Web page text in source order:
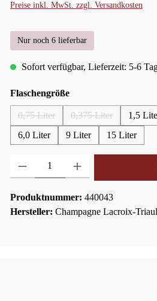
Preise inkl. MwSt. zzgl. Versandkosten
Nur noch 6 lieferbar
Sofort verfügbar, Lieferzeit: 5-6
Flaschengrößeauswählen
0,75 Liter
(Diese Option ist zurzeit nicht
0,375 Liter
(Diese Option ist
1,5
6,0 Liter
9 Liter 15 Liter
Produkt Anzahl: Gib den gewünschten
Produktnummer: 440043
Hersteller: Champagne Lacroix-